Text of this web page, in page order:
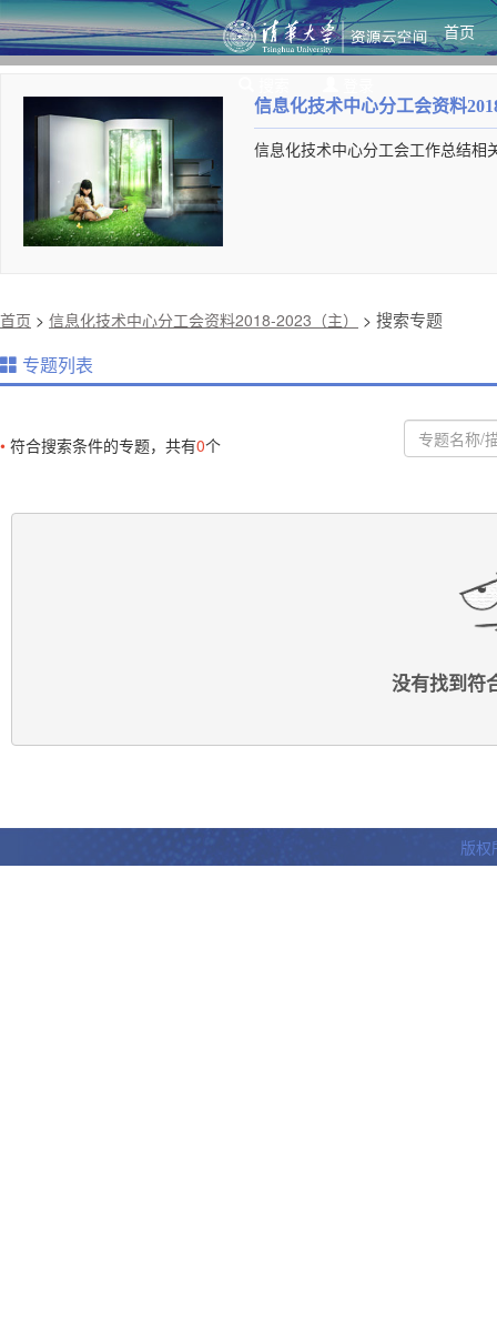
首页
信息化技术中心分工会资料
信息化技术中心分工会工作总结相
首页 > 信息化技术中心分工会资料2018-2023（主） > 搜索专题
专题列表
• 符合搜索条件的专题，共有0个
没有找到符
版